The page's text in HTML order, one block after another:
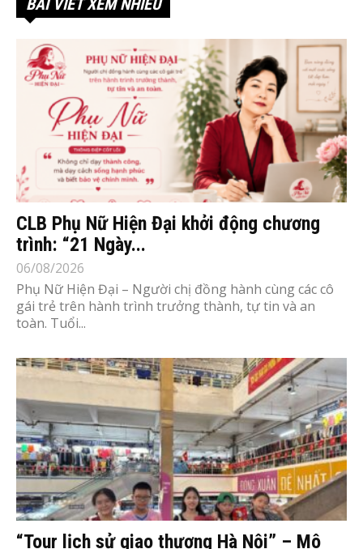
BÀI VIẾT XEM NHIỀU
CLB Phụ Nữ Hiện Đại khởi động chương
trình: “21 Ngày...
06/08/2026
Phụ Nữ Hiện Đại – Người chị đồng hành cùng các cô
gái trẻ trên hành trình trưởng thành, tự tin và an
toàn. Tuổi...
“Tour lịch sử giao thương Hà Nội” – Mô